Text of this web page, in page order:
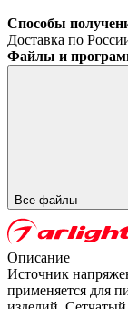
Способы
Доставка по
Файлы и
Все файлы
Описание
Источник
применяется для